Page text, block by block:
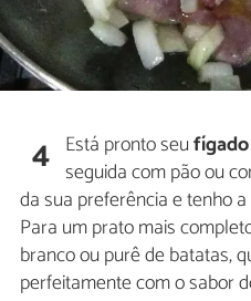
4 Está pronto seu
seguida com pão ou
da sua preferência e tenho
Para um prato mais
branco ou purê de batatas,
perfeitamente com o sabor